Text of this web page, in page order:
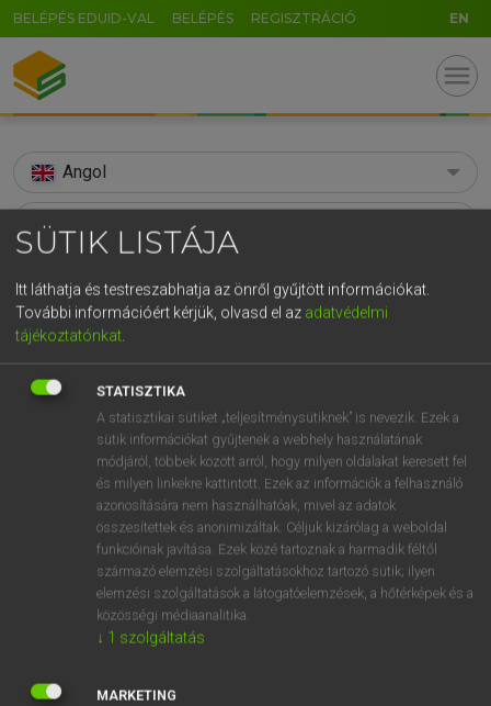
BELÉPÉS EDUID-VAL BELÉPÉS REGISZTRÁCIÓ EN
menu
Angol
search
TALÁLATOK
substance
Díjmentes angol szótár
substance
Díjmentes angol szótár arrow_forward_ios
fn anyag
lényeg
állomány
szubsztancia
⚲ substancekeresése szótárainkban
SÜTIK LISTÁJA
Itt láthatja és testreszabhatja az önről gyűjtött információkat.
További információért kérjük, olvasd el az adatvédelmi
tájékoztatónkat.
STATISZTIKA
A statisztikai sütiket „teljesítménysütiknek” is nevezik. Ezek a
sütik információkat gyűjtenek a webhely használatának
módjáról, többek között arról, hogy milyen oldalakat keresett fel
és milyen linkekre kattintott. Ezek az információk a felhasználó
azonosítására nem használhatóak, mivel az adatok
összesítettek és anonimizáltak. Céljuk kizárólag a weboldal
funkcióinak javítása. Ezek közé tartoznak a harmadik féltől
származó elemzési szolgáltatásokhoz tartozó sütik; ilyen
elemzési szolgáltatások a látogatóelemzések, a hőtérképek és a
közösségi médiaanalitika.
↓ 1 szolgáltatás
MARKETING
5 6 7 8 9 ö ü ó
t z
j k
n m , . - AltGr